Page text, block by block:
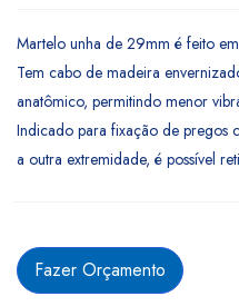
Martelo unha de 29mm é feito
Tem cabo de madeira
anatômico, permitindo menor
Indicado para fixação de pregos
a outra extremidade, é possível
Fazer Orçamento